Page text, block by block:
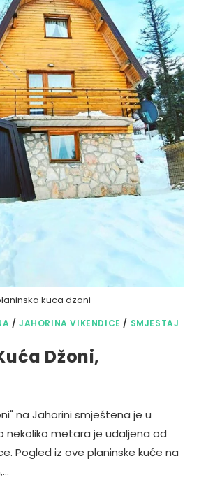
kuca dzoni
/JAHORINA VIKENDICE / SMJESTAJ
Džoni,
na Jahorini smještena je u
nekoliko metara je udaljena od
Pogled iz ove planinske kuće na